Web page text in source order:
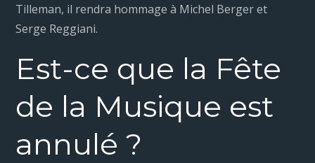
Tilleman, il rendra hommage à Michel Berger et
Serge Reggiani.
Est-ce que la Fête
de la Musique est
annulé ?